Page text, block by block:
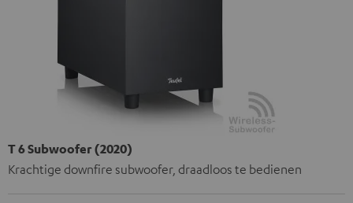
T 6 Subwoofer (2020)
Krachtige downfire subwoofer, draadloos te bedienen